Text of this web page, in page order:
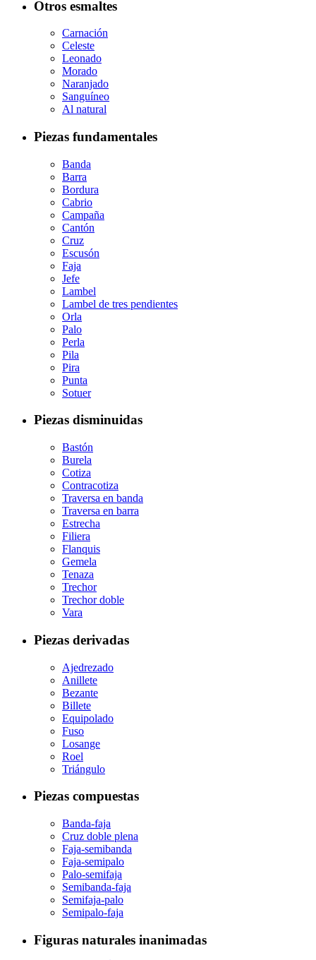
Otros esmaltes
Carnación
Celeste
Leonado
Morado
Naranjado
Sanguíneo
Al natural
Piezas fundamentales
Banda
Barra
Bordura
Cabrio
Campaña
Cantón
Cruz
Escusón
Faja
Jefe
Lambel
Lambel de tres pendientes
Orla
Palo
Perla
Pila
Pira
Punta
Sotuer
Piezas disminuidas
Bastón
Burela
Cotiza
Contracotiza
Traversa en banda
Traversa en barra
Estrecha
Filiera
Flanquis
Gemela
Tenaza
Trechor
Trechor doble
Vara
Piezas derivadas
Ajedrezado
Anillete
Bezante
Billete
Equipolado
Fuso
Losange
Roel
Triángulo
Piezas compuestas
Banda-faja
Cruz doble plena
Faja-semibanda
Faja-semipalo
Palo-semifaja
Semibanda-faja
Semifaja-palo
Semipalo-faja
Figuras naturales inanimadas